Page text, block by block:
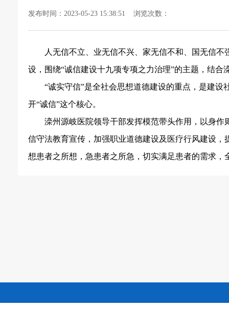
发布时间：2023-05-23 15:38:51 浏览次数：
人无信不立、业无信不兴、家无信不和、国无信不
设， 围绕“诚信建设十九项专项之力治理”的主题，结
“诚实守信”是全社会思想道德建设的重点，是建
开“诚信”这个核心。
滦州源岐医院领导干部发挥模范带头作用，以身
信守法教育宣传，加强职业道德建设及医疗行风建设，
想患者之所想，急患者之所急，切实满足患者的需求，